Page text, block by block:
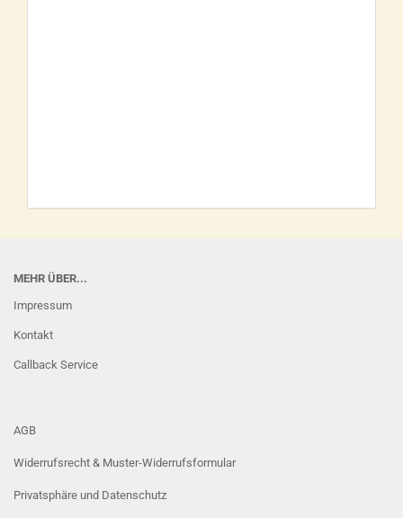
MEHR ÜBER...
Impressum
Kontakt
Callback Service
AGB
Widerrufsrecht & Muster-Widerrufsformular
Privatsphäre und Datenschutz